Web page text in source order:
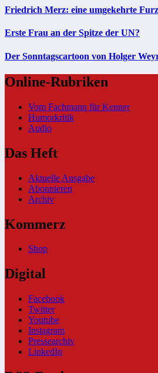
Friedrich Merz: eine umgekehrte
Erste Frau an der Spitze der UN?
Der Sonntagscartoon von Holger
Online-Rubriken
Vom Fachmann für Kenner
Humorkritik
Audio
Das Heft
Aktuelle Ausgabe
Abonnieren
Archiv
Kommerz
Shop
Digital
Facebook
Twitter
Youtube
Instagram
Pressearchiv
LinkedIn